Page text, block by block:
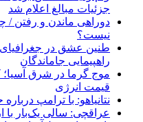
جزئیات مبالغ اعلام شد
دوراهی ماندن و رفتن /
نیست؟
طنین عشق در
راهپیمایی جاماندگان
موج گرما در شرق
قیمت انرژی
نتانیاهو: با ترامپ
عراقچی: سالی یک‌بار با